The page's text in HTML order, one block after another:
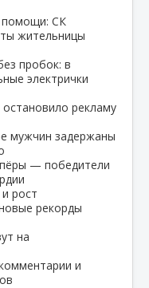
помощи: СК
жительницы
пробок: в
электрички
рекламу
мужчин задержаны
— победители
рост
рекорды
на
и